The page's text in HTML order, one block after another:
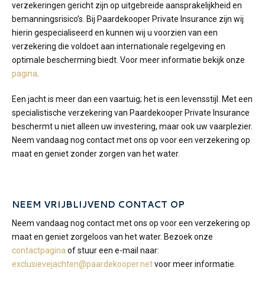
verzekeringen gericht zijn op uitgebreide aansprakelijkheid en
bemanningsrisico’s. Bij Paardekooper Private Insurance zijn wij
hierin gespecialiseerd en kunnen wij u voorzien van een
verzekering die voldoet aan internationale regelgeving en
optimale bescherming biedt. Voor meer informatie bekijk onze
pagina
Een jacht is meer dan een vaartuig; het is een levensstijl. Met een
specialistische verzekering van Paardekooper Private Insurance
beschermt u niet alleen uw investering, maar ook uw vaarplezier.
Neem vandaag nog contact met ons op voor een verzekering op
maat en geniet zonder zorgen van het water.
NEEM VRIJBLIJVEND CONTACT OP
Neem vandaag nog contact met ons op voor een verzekering op
maat en geniet zorgeloos van het water. Bezoek onze
contactpagina of stuur een e-mail naar:
exclusievejachten@paardekooper.netvoor meer informatie.